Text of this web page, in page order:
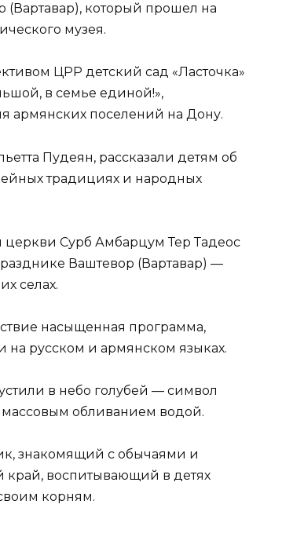
который прошел на
музея.
ЦРР детский сад «Ласточка»
в семье единой!»,
армянских поселений на Дону.
Пудеян, рассказали детям об
традициях и народных
Сурб Амбарцум Тер Тадеос
Ваштевор (Вартавар) —
селах.
насыщенная программа,
на русском и армянском языках.
в небо голубей — символ
обливанием водой.
знакомящий с обычаями и
воспитывающий в детях
корням.